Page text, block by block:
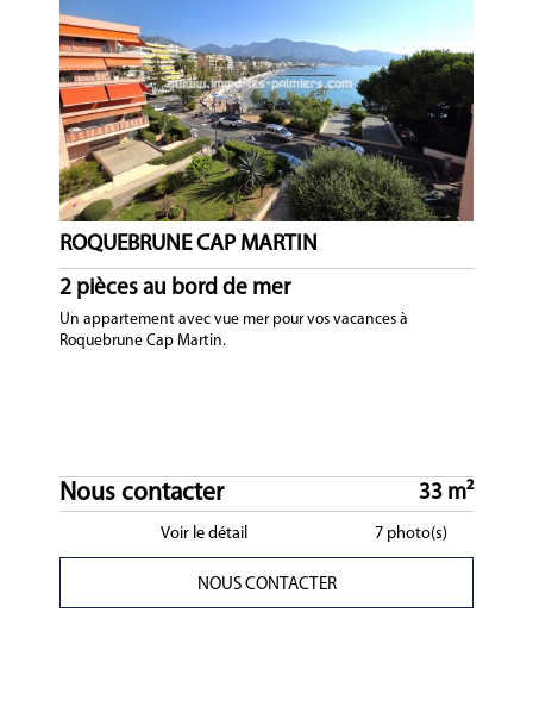
ROQUEBRUNE CAP MARTIN
2 pièces au bord de mer
Un appartement avec vue mer pour vos vacances à
Roquebrune Cap Martin.
Nous contacter 33 m²
Voir le détail 7 photo(s)
NOUS CONTACTER